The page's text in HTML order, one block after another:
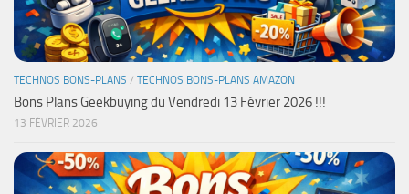
TECHNOS BONS-PLANS / TECHNOS BONS-PLANS AMAZON
Bons Plans Geekbuying du Vendredi 13 Février 2026 !!!
13 FÉVRIER 2026